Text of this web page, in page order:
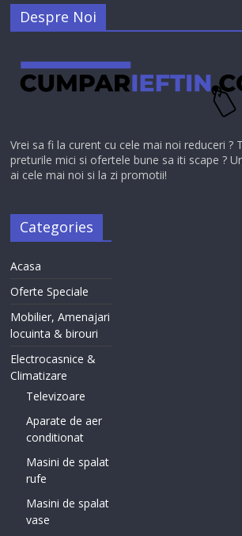
Despre Noi
Vrei sa fi la curent cu cele mai noi reduceri ?
preturile mici si ofertele bune sa iti scape ?
ai cele mai noi si la zi promotii!
Categories
Acasa
Oferte Speciale
Mobilier, Amenajari
locuinta & birouri
Electrocasnice &
Climatizare
Televizoare
Aparate de aer
conditionat
Masini de spalat
rufe
Masini de spalat
vase